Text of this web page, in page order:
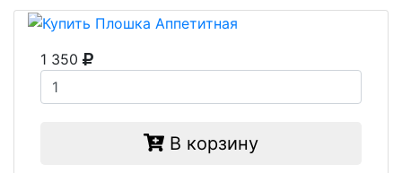
1 350
В корзину